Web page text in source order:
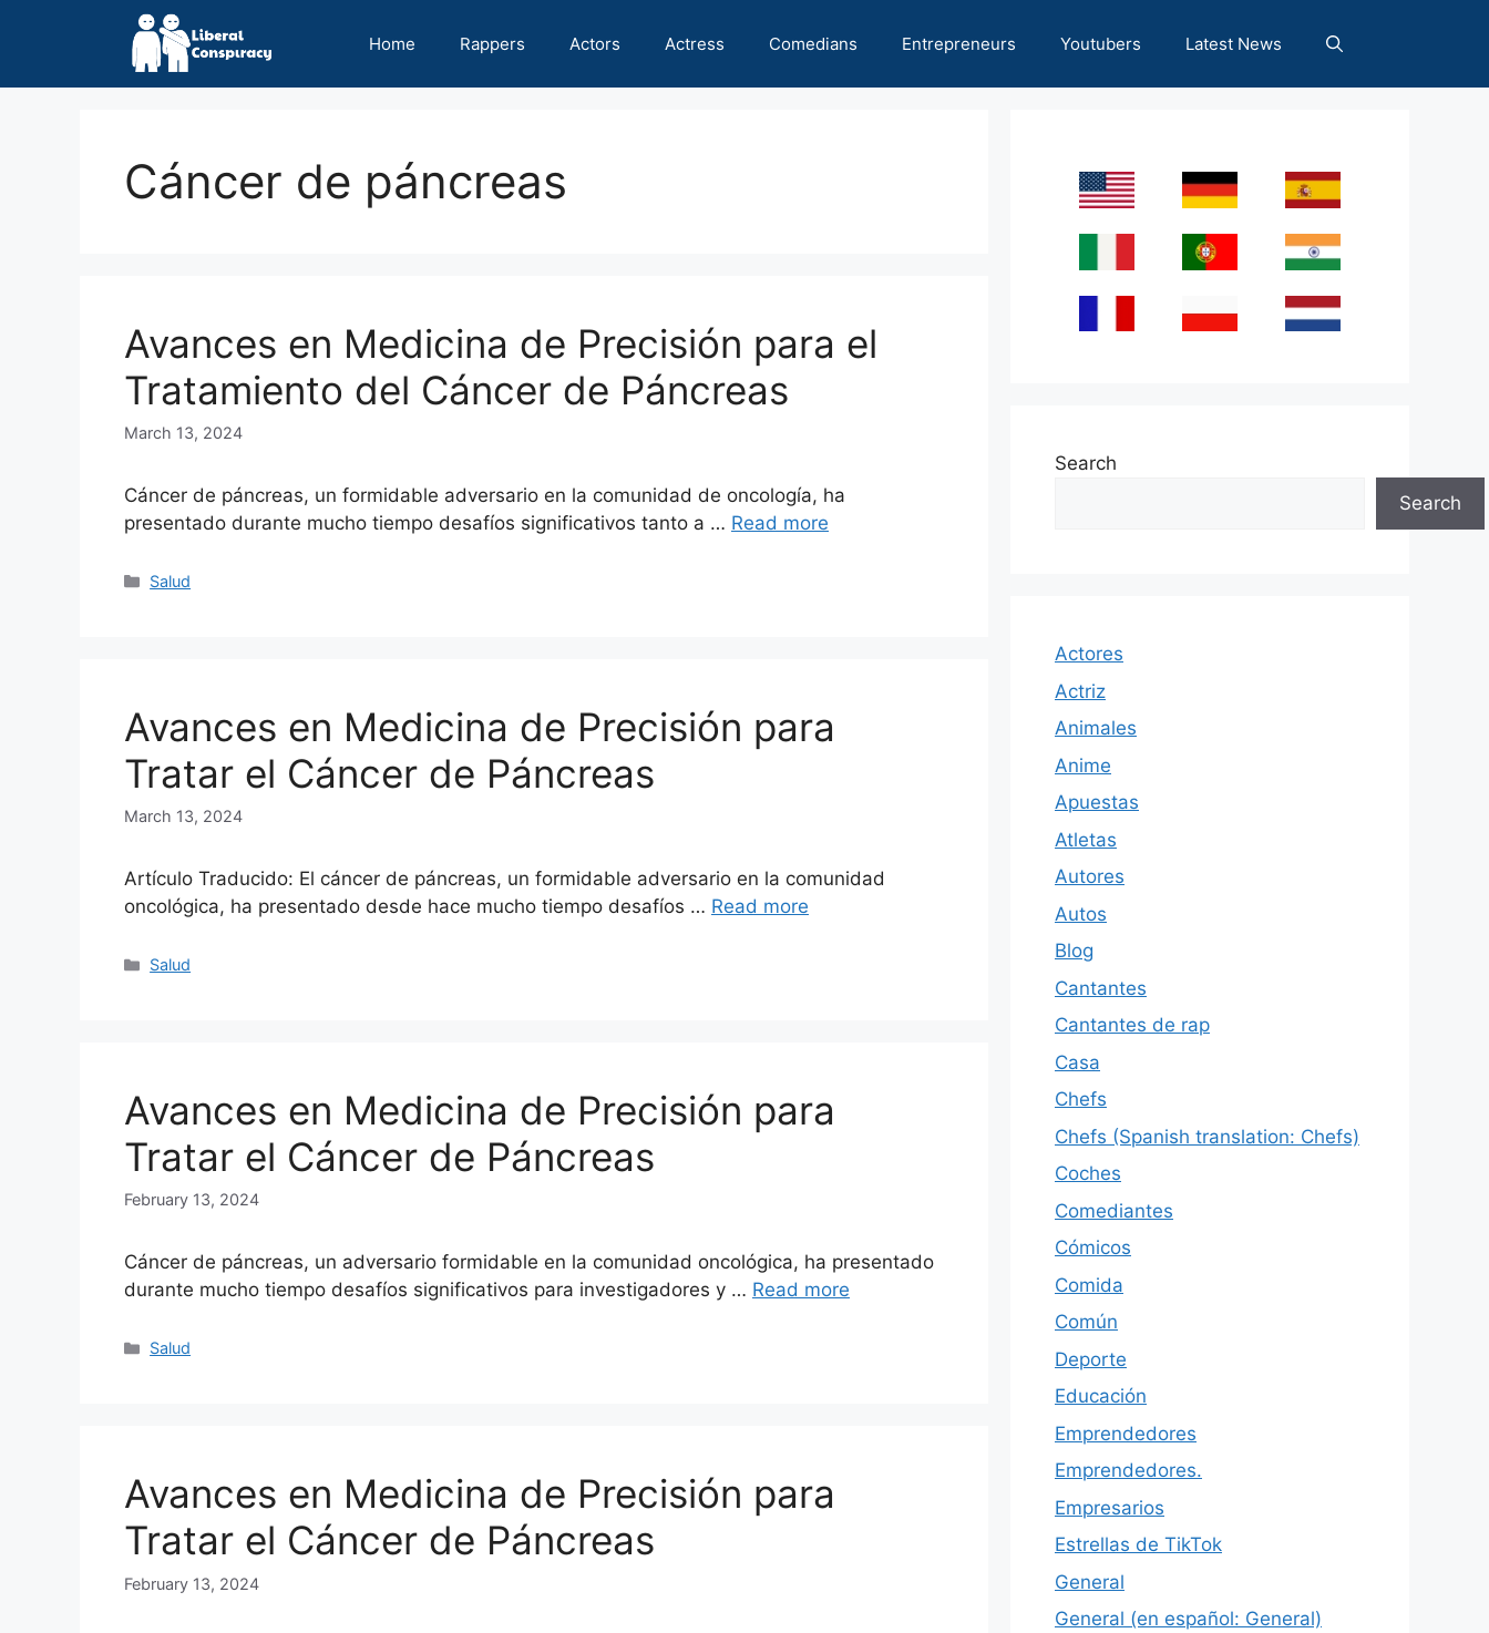
Home Rappers Actors Actress Comedians Entrepreneurs Youtubers Latest News
Cáncer de páncreas
Avances en Medicina de Precisión para el
Tratamiento del Cáncer de Páncreas
March 13, 2024
Cáncer de páncreas, un formidable adversario en la comunidad de oncología, ha
presentado durante mucho tiempo desafíos significativos tanto a … Read more
Categories
Salud
Avances en Medicina de Precisión para
Tratar el Cáncer de Páncreas
March 13, 2024
Artículo Traducido: El cáncer de páncreas, un formidable adversario en la comunidad
oncológica, ha presentado desde hace mucho tiempo desafíos … Read more
Categories
Salud
Avances en Medicina de Precisión para
Tratar el Cáncer de Páncreas
February 13, 2024
Cáncer de páncreas, un adversario formidable en la comunidad oncológica, ha presentado
durante mucho tiempo desafíos significativos para investigadores y … Read more
Categories
Salud
Avances en Medicina de Precisión para
Tratar el Cáncer de Páncreas
February 13, 2024
Search
Search
Actores
Actriz
Animales
Anime
Apuestas
Atletas
Autores
Autos
Blog
Cantantes
Cantantes de rap
Casa
Chefs
Chefs (Spanish translation: Chefs)
Coches
Comediantes
Cómicos
Comida
Común
Deporte
Educación
Emprendedores
Emprendedores.
Empresarios
Estrellas de TikTok
General
General (en español: General)